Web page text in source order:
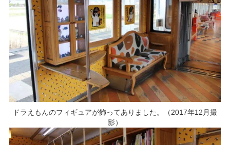
ドラえもんのフィギュアが飾ってありました。（2017年12月撮
影）